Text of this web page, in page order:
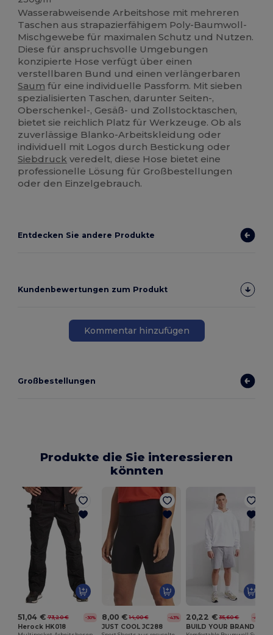
Wasserabweisende Arbeitshose mit mehreren
Taschen aus strapazierfähigem Poly-Baumwoll-
Mischgewebe für maximalen Schutz und Nutzen.
Diese für anspruchsvolle Umgebungen
konzipierte Hose verfügt über einen
verstellbaren Bund und einen verlängerbaren
Saum für eine individuelle Passform. Mit sieben
spezialisierten Taschen, darunter Seiten-,
Oberschenkel-, Gesäß- und Zollstocktaschen,
bietet sie reichlich Platz für Werkzeuge. Ob als
zuverlässige Blanko-Arbeitskleidung oder
individuell mit Logos durch Bestickung oder
Siebdruck veredelt, diese Hose bietet eine
professionelle Lösung für Großbestellungen
oder den Einzelgebrauch.
Entdecken Sie andere Produkte
Kundenbewertungen zum Produkt
Kommentar hinzufügen
Großbestellungen
Produkte die Sie interessieren
könnten
51,04 € 73,20 € -30%
Herock HK018
8,00 € 14,00 € -43%
JUST COOL JC288
20,22 € 35,60 € -43%